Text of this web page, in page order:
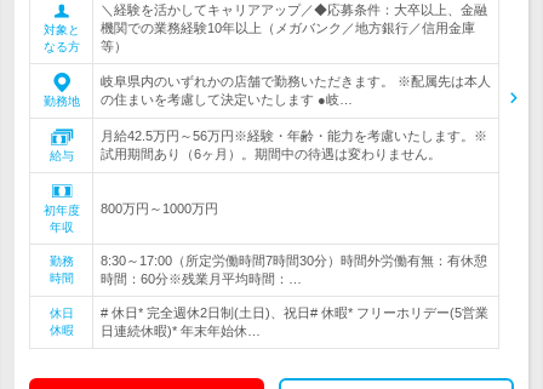
対象と
なる方
＼経験を活かしてキャリアアップ／◆応募条件：大卒以上、金融
機関での業務経験10年以上（メガバンク／地方銀行／信用金庫
等）
勤務地
岐阜県内のいずれかの店舗で勤務いただきます。 ※配属先は本人
の住まいを考慮して決定いたします ●岐…
給与
月給42.5万円～56万円※経験・年齢・能力を考慮いたします。※
試用期間あり（6ヶ月）。期間中の待遇は変わりません。
初年度
年収
800万円～1000万円
勤務
時間
8:30～17:00（所定労働時間7時間30分）時間外労働有無：有休憩
時間：60分※残業月平均時間：…
休日
休暇
# 休日* 完全週休2日制(土日)、祝日# 休暇* フリーホリデー(5営業
日連続休暇)* 年末年始休…